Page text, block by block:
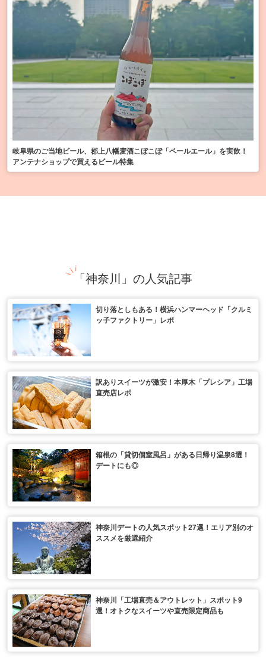
岐阜県のご当地ビール、郡上八幡麦酒こぼこぼ「ペールエール」を実飲！
アンテナショップで買えるビール特集
「神奈川」の人気記事
切り落としもある！横浜ハンマーヘッド「クルミ
ッ子ファクトリー」レポ
訳ありスイーツが激安！本厚木「プレシア」工場
直売店レポ
箱根の「貸切個室風呂」がある日帰り温泉8選！
デートにも◎
神奈川デートの人気スポット27選！エリア別のオ
ススメを厳選紹介
神奈川「工場直売＆アウトレット」スポット9
選！オトクなスイーツや直売限定商品も